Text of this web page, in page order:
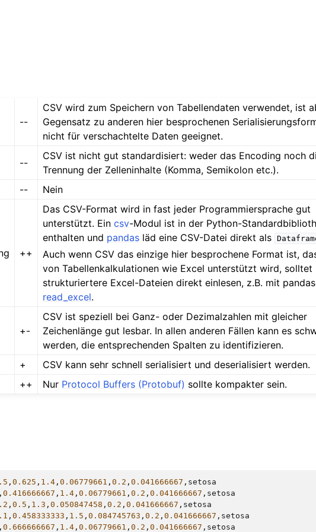
--
CSV wird zum Speichern von Tabellendaten verwendet, ist
Gegensatz zu anderen hier besprochenen
nicht für verschachtelte Daten geeignet.
--
CSV ist nicht gut standardisiert: weder das Encoding noch
Trennung der Zelleninhalte (Komma, Semikolon etc.).
-- Nein
++
Das CSV-Format wird in fast jeder Programmiersprache gut
unterstützt. Eincsv-Modul ist in der Python-
enthalten und pandas läd eine CSV-Datei direkt als
Auch wenn CSV das einzige hier besprochene Format ist,
von Tabellenkalkulationen wie Excel unterstützt wird, solltet
strukturiertere Excel-Dateien direkt einlesen, z.B. mit pandas
read_excel.
+-
CSV ist speziell bei Ganz- oder Dezimalzahlen mit gleicher
Zeichenlänge gut lesbar. In allen anderen Fällen kann es
werden, die entsprechenden Spalten zu identifizieren.
+
CSV kann sehr schnell serialisiert und deserialisiert werden.
++ Nur Protocol Buffers (Protobuf) sollte kompakter sein.
, 0.625 , 1.4 , 0.06779661 , 0.2 , 0.041666667 , setosa
, 0.416666667 , 1.4 , 0.06779661 , 0.2 , 0.041666667 , setosa
, 0.5 , 1.3 , 0.050847458 , 0.2 , 0.041666667 , setosa
, 0.458333333 , 1.5 , 0.084745763 , 0.2 , 0.041666667 , setosa
, 0.666666667 , 1.4 , 0.06779661 , 0.2 , 0.041666667 , setosa